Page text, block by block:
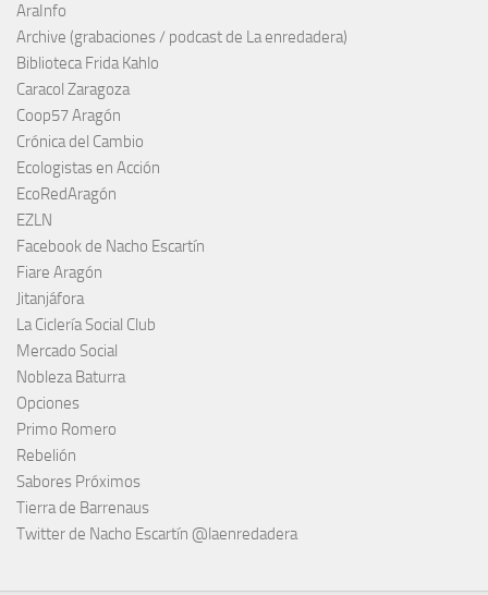
AraInfo
Archive (grabaciones / podcast de La enredadera)
Biblioteca Frida Kahlo
Caracol Zaragoza
Coop57 Aragón
Crónica del Cambio
Ecologistas en Acción
EcoRedAragón
EZLN
Facebook de Nacho Escartín
Fiare Aragón
Jitanjáfora
La Ciclería Social Club
Mercado Social
Nobleza Baturra
Opciones
Primo Romero
Rebelión
Sabores Próximos
Tierra de Barrenaus
Twitter de Nacho Escartín @laenredadera